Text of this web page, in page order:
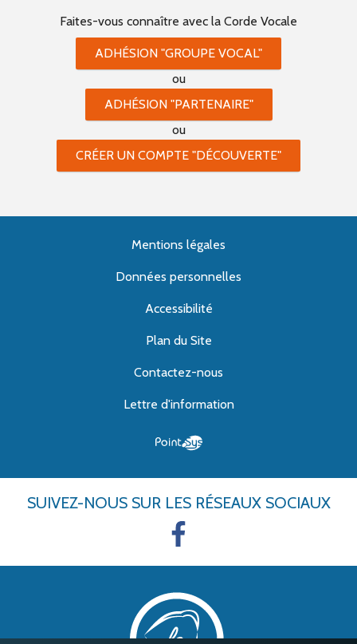
Faites-vous connaître avec la Corde Vocale
ADHÉSION "GROUPE VOCAL"
ou
ADHÉSION "PARTENAIRE"
ou
CRÉER UN COMPTE "DÉCOUVERTE"
Mentions légales
Données personnelles
Accessibilité
Plan du Site
Contactez-nous
Lettre d'information
SUIVEZ-NOUS SUR LES RÉSEAUX SOCIAUX